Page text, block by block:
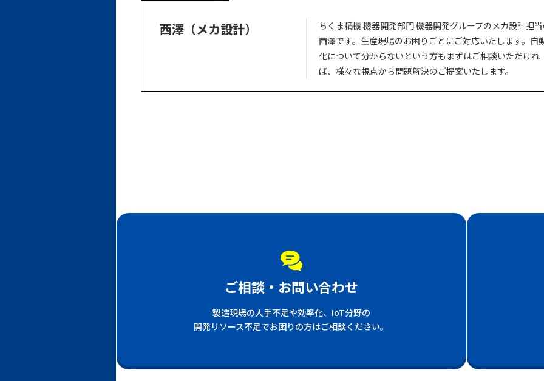
西澤（メカ設計）
ちくま精機 機器開発部門 機器開発グループのメカ設計担
西澤です。生産現場のお困りごとにご対応いたします。自
化について分からないという方もまずはご相談いただけれ
ば、様々な視点から問題解決のご提案いたします。
ご相談・お問い合わせ
製造現場の人手不足や効率化、IoT分野の
開発リソース不足でお困りの方はご相談ください。